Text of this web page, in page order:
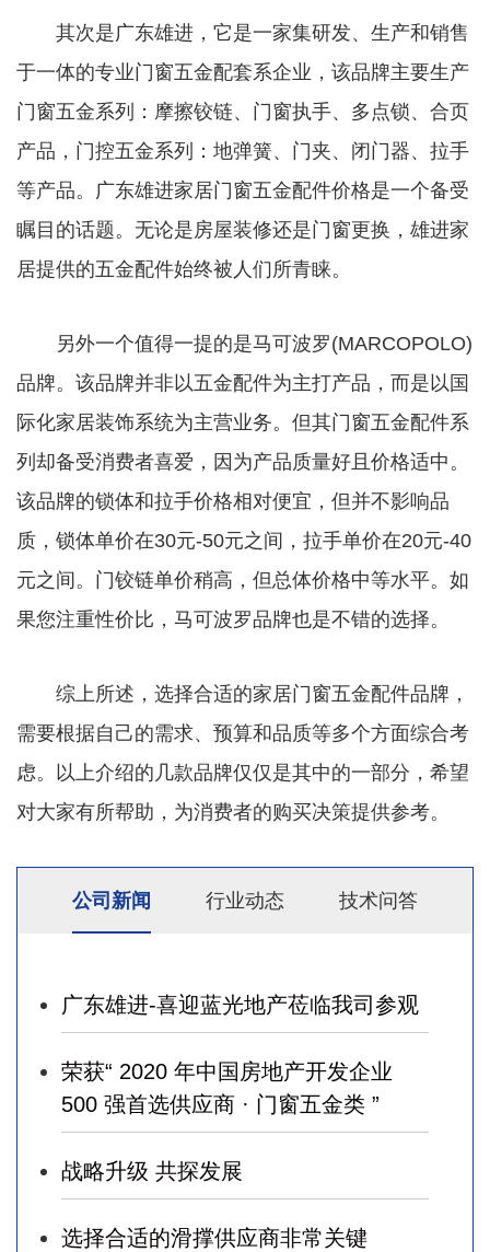
其次是广东雄进，它是一家集研发、生产和销售
于一体的专业门窗五金配套系企业，该品牌主要生产
门窗五金系列：摩擦铰链、门窗执手、多点锁、合页
产品，门控五金系列：地弹簧、门夹、闭门器、拉手
等产品。广东雄进家居门窗五金配件价格是一个备受
瞩目的话题。无论是房屋装修还是门窗更换，雄进家
居提供的五金配件始终被人们所青睐。
另外一个值得一提的是马可波罗(MARCOPOLO)
品牌。该品牌并非以五金配件为主打产品，而是以国
际化家居装饰系统为主营业务。但其门窗五金配件系
列却备受消费者喜爱，因为产品质量好且价格适中。
该品牌的锁体和拉手价格相对便宜，但并不影响品
质，锁体单价在30元-50元之间，拉手单价在20元-40
元之间。门铰链单价稍高，但总体价格中等水平。如
果您注重性价比，马可波罗品牌也是不错的选择。
综上所述，选择合适的家居门窗五金配件品牌，
需要根据自己的需求、预算和品质等多个方面综合考
虑。以上介绍的几款品牌仅仅是其中的一部分，希望
对大家有所帮助，为消费者的购买决策提供参考。
公司新闻 行业动态 技术问答
广东雄进-喜迎蓝光地产莅临我司参观
荣获“ 2020 年中国房地产开发企业
500 强首选供应商 · 门窗五金类 ”
战略升级 共探发展
选择合适的滑撑供应商非常关键